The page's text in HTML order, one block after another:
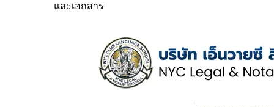
และเอกสาร